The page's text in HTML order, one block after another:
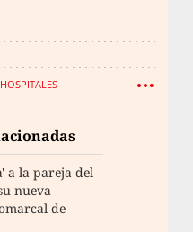
HOSPITALES
a la pareja del
nueva
de